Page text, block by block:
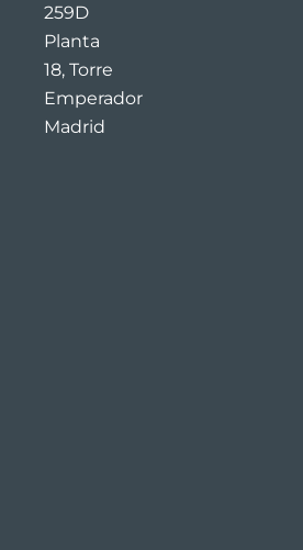
259D
Planta
18, Torre
Emperador
Madrid